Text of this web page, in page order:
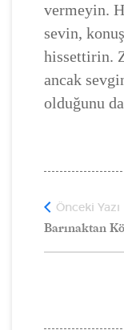
vermeyin.
sevin,
hissettirin.
ancak
olduğunu
Önceki Yazı
Barınaktan